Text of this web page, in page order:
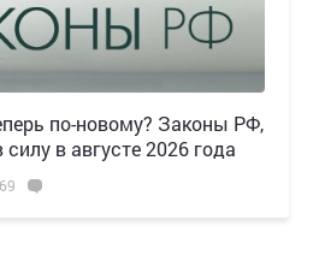
по-новому? Законы РФ,
в августе 2026 года